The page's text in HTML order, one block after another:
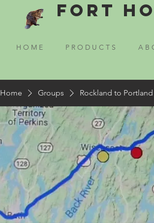
Fort
H O M E P R O D U C T S A B
Home Groups Rockland to